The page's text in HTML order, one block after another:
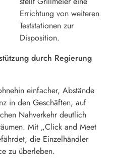
Errichtung von weiteren
Teststationen zur
Disposition.
durch Regierung
einfacher, Abstände
in den Geschäften, auf
Nahverkehr deutlich
Mit „Click and Meet
die Einzelhändler
zu überleben.